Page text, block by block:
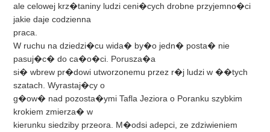
ale celowej krz�taniny ludzi ceni�cych drobne przyjemno�ci
jakie daje codzienna
praca.
W ruchu na dziedzi�cu wida� by�o jedn� posta� nie
pasuj�c� do ca�o�ci. Porusza�a
si� wbrew pr�dowi utworzonemu przez r�j ludzi w ��tych
szatach. Wyrastaj�cy o
g�ow� nad pozosta�ymi Tafla Jeziora o Poranku szybkim
krokiem zmierza� w
kierunku siedziby przeora. M�odsi adepci, ze zdziwieniem